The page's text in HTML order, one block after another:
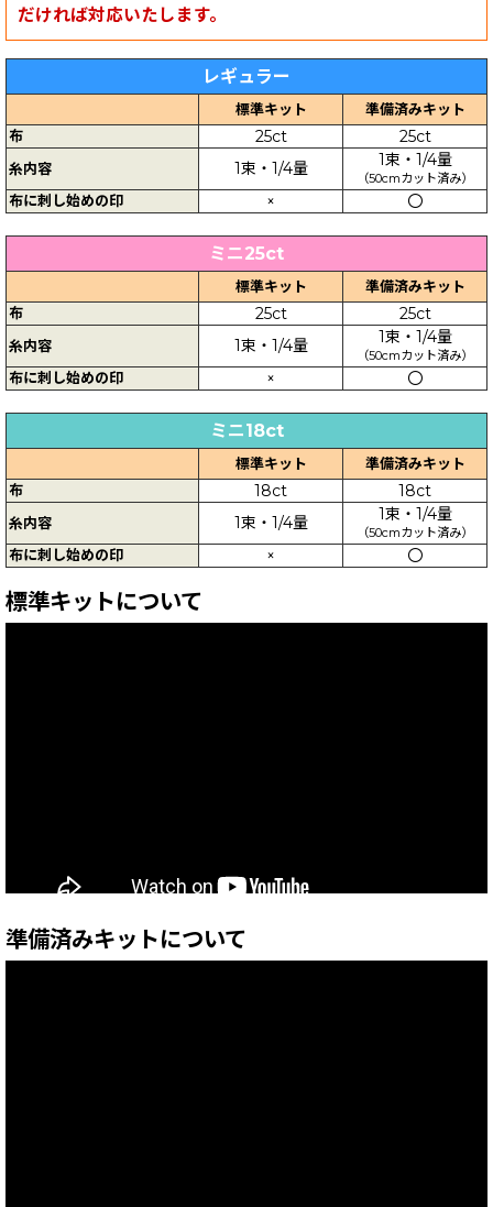
だければ対応いたします。
レギュラー
標準キット
準備済みキット
布
25ct 25ct
糸内容 1束・1/4量 1束・1/4量
（50cmカット済み）
布に刺し始めの印 × 〇
ミニ25ct
標準キット
準備済みキット
布
25ct 25ct
糸内容 1束・1/4量 1束・1/4量
（50cmカット済み）
布に刺し始めの印 × 〇
ミニ18ct
標準キット
準備済みキット
布
18ct 18ct
糸内容 1束・1/4量 1束・1/4量
（50cmカット済み）
布に刺し始めの印 × 〇
標準キットについて
準備済みキットについて